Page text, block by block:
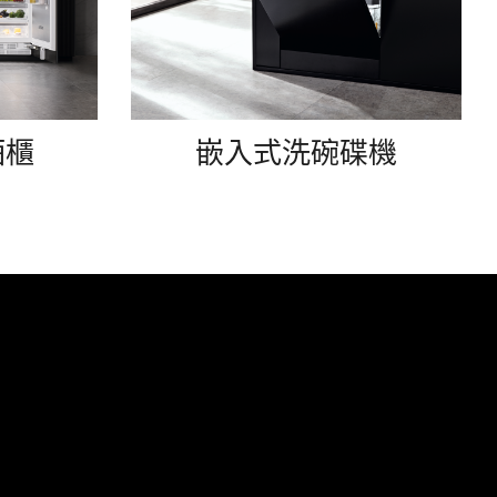
嵌入式洗碗碟機